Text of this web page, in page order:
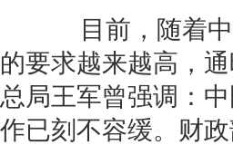
目前，随着中
的要求越来越高，
总局王军曾强调：
作已刻不容缓。财